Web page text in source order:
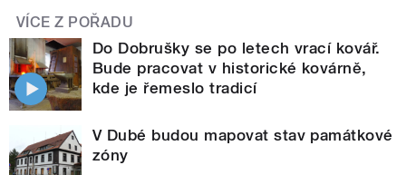
VÍCE Z POŘADU
Do Dobrušky se po letech vrací kovář.
Bude pracovat v historické kovárně,
kde je řemeslo tradicí
V Dubé budou mapovat stav památkové
zóny